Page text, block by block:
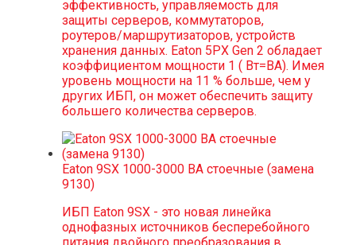
эффективность, управляемость для
защиты серверов, коммутаторов,
роутеров/маршрутизаторов, устройств
хранения данных. Eaton 5PX Gen 2 обладает
коэффициентом мощности 1 ( Вт=ВА). Имея
уровень мощности на 11 % больше, чем у
других ИБП, он может обеспечить защиту
большего количества серверов.
Eaton 9SX 1000-3000 ВА cтоечные (замена
9130)
ИБП Eaton 9SX - это новая линейка
однофазных источников бесперебойного